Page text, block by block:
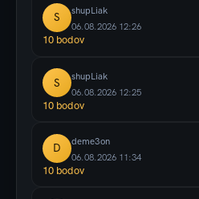
S
shupLiak
06.08.2026 12:26
10 bodov
S
shupLiak
06.08.2026 12:25
10 bodov
D
deme3on
06.08.2026 11:34
10 bodov